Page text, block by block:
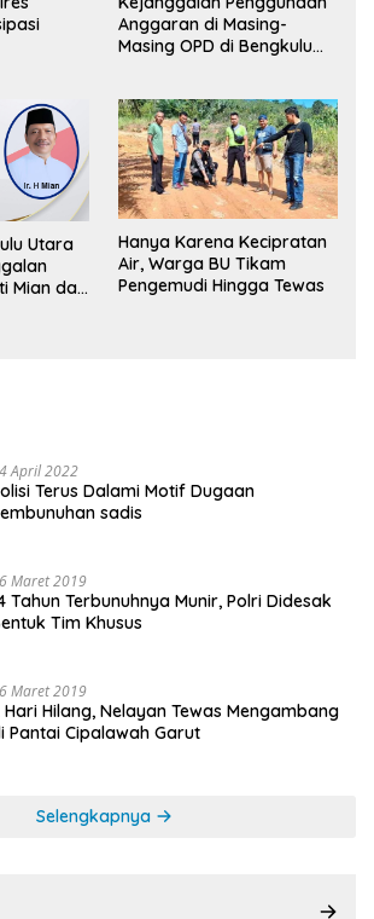
Anggaran di Masing-
Masing OPD di Bengkulu
Utara
Mian dan
Hanya Karena Kecipratan
Air, Warga BU Tikam
Pengemudi Hingga Tewas
April 2022
Terus Dalami Motif Dugaan
sadis
Maret 2019
Tahun Terbunuhnya Munir, Polri Didesak
Tim Khusus
Maret 2019
Hari Hilang, Nelayan Tewas Mengambang
Pantai Cipalawah Garut
Selengkapnya